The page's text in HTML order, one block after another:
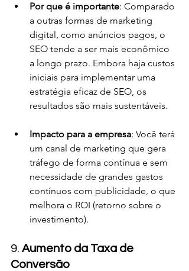
Por que é importante: Comparado
a outras formas de marketing
digital, como anúncios pagos, o
SEO tende a ser mais econômico
a longo prazo. Embora haja custos
iniciais para implementar uma
estratégia eficaz de SEO, os
resultados são mais sustentáveis.
Impacto para a empresa: Você terá
um canal de marketing que gera
tráfego de forma contínua e sem
necessidade de grandes gastos
contínuos com publicidade, o que
melhora o ROI (retorno sobre o
investimento).
9. Aumento da Taxa de
Conversão